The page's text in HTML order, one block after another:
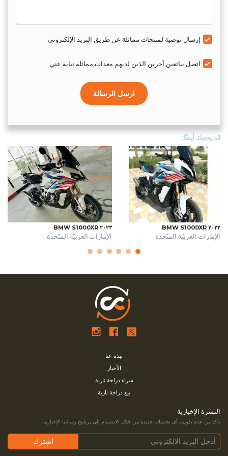
إرسال توصية لمنتجات مماثلة عن طريق البريد الإلكتروني
اتصل ببائعين آخرين الذين لديهم معدات مماثلة نيابة عني
ارسل الرسالة
قد يعجبك أيضًا:
٢٠٢٢ BMW S1000XR
الإمارات العربيّة المتّحدة
٢٠٢٣ BMW S1000XR
الإمارات العربيّة المتّحدة
نبذة عنا
الأخبار
شراء دراجة نارية
بيع دراجة نارية
النشرة الإخبارية
تأكد من عدم تفويت أي تحديثات جديدة من خلال الانضمام إلى برنامج رسائلنا الإخبارية.